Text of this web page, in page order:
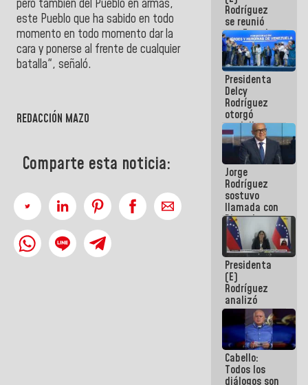
pero también del Pueblo en armas,
este Pueblo que ha sabido en todo
momento en todo momento dar la
cara y ponerse al frente de cualquier
batalla", señaló.
REDACCIÓN MAZO
Comparte esta noticia:
Rodríguez
se reunió
con Estado
Mayor
Eléctrico
para
abordar
planes de
acción
Presidenta
Delcy
Rodríguez
otorgó
medalla
"Héroe de
Venezuela"
a servidores
públicos
Jorge
Rodríguez
sostuvo
llamada con
Dinorah
Figuera y
acuerdan
primer
encuentro
presencial
para el
diálogo
Presidenta
(E)
Rodríguez
analizó
junto a
gobernadores
planes de
recuperación
del Sistema
Eléctrico
Cabello:
Todos los
diálogos son